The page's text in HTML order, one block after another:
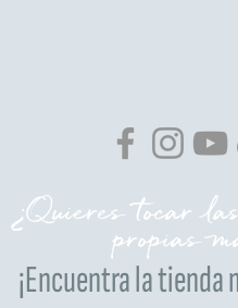
¿Quieres tocar
propias
¡Encuentra la tienda